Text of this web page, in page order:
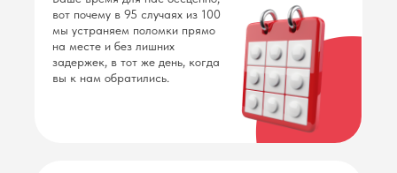
вот почему в 95 случаях из 100
мы устраняем поломки прямо
на месте и без лишних
задержек, в тот же день, когда
вы к нам обратились.